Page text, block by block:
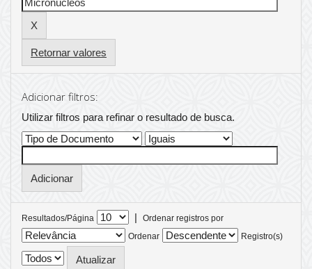
Retornar valores
Adicionar filtros:
Utilizar filtros para refinar o resultado de busca.
Resultados/Página |
Ordenar registros por
Ordenar
Registro(s)